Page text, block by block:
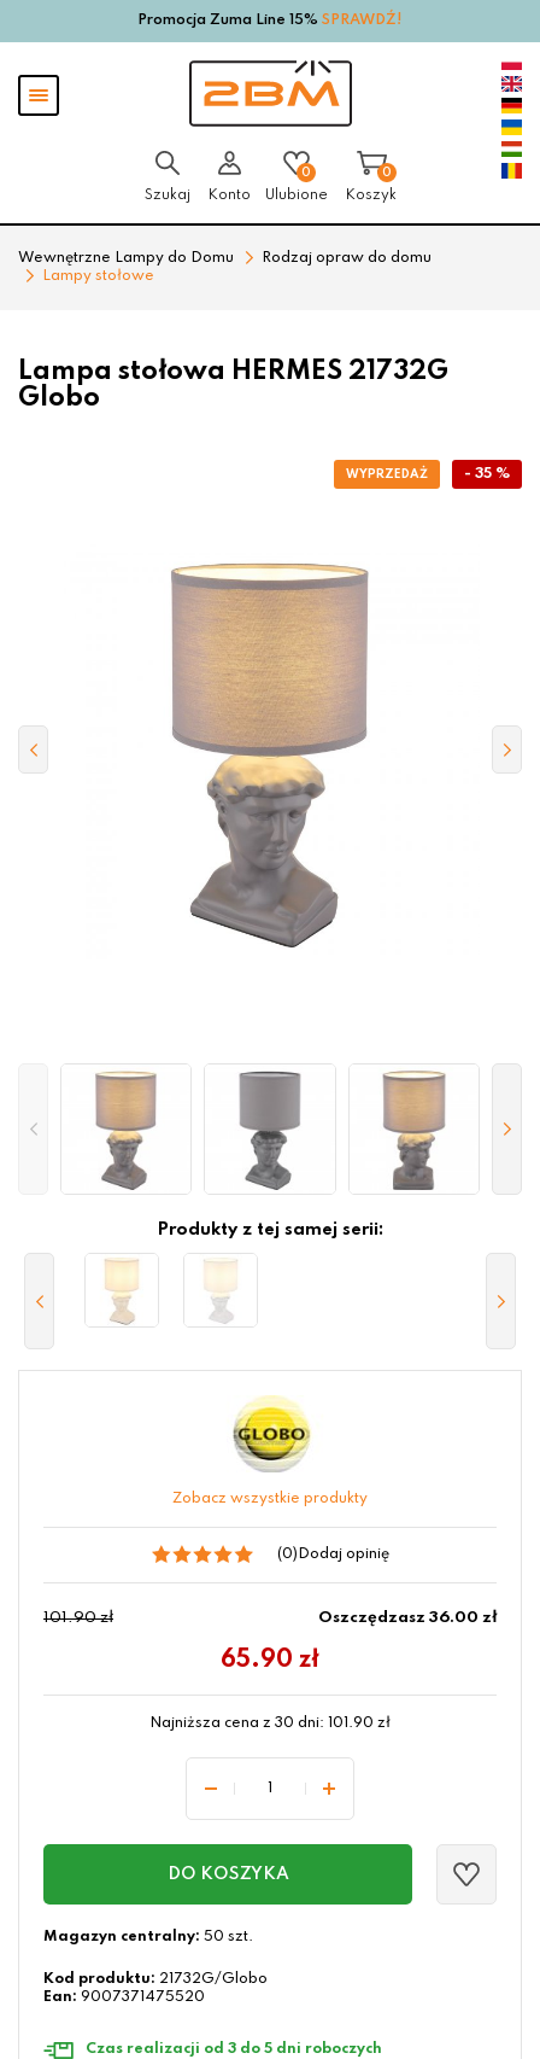
Przejdź
głównego
Przejdź
menu
stopce
Promocja Zuma Line 15% SPRAWDŹ!
Pokaż
menu
Szukaj Konto
0
Ulubione
0
Koszyk
Wewnętrzne Lampy do Domu
Rodzaj opraw do domu
Lampy stołowe
Lampa stołowa HERMES 21732G
Globo
- 35 %
Produkty z tej samej serii:
Zobacz wszystkie produkty
(0) Dodaj opinię
101.90 zł Oszczędzasz 36.00 zł
65.90 zł
Najniższa cena z 30 dni: 101.90 zł
DO KOSZYKA
Magazyn centralny: 50 szt.
Kod produktu: 21732G/Globo
Ean: 9007371475520
Czas realizacji od 3 do 5 dni roboczych